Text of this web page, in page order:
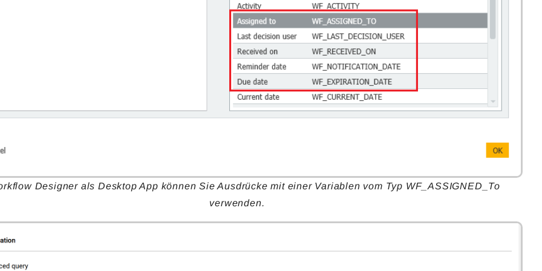
Designer als Desktop App können Sie Ausdrücke mit einer Variablen vom Typ WF_ASSIGNED_To
verwenden.